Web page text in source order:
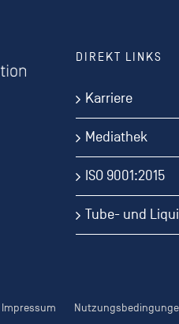
DIREKT LINKS
Karriere
Mediathek
ISO 9001:2015
Tube- und
Impressum